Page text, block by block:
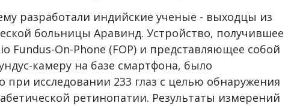
разработали индийские ученые - выходцы из
больницы Аравинд. Устройство, получившее
Fundus-On-Phone (FOP) и представляющее собой
камеру на базе смартфона, было
при исследовании 233 глаз с целью обнаружения
ретинопатии. Результаты измерений